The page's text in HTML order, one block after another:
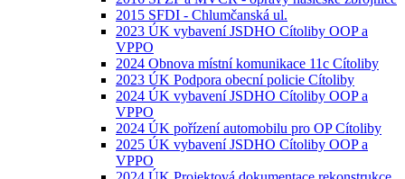
2015 SFDI - Chlumčanská ul.
2023 ÚK vybavení JSDHO Cítoliby OOP a
VPPO
2024 Obnova místní komunikace 11c Cítoliby
2023 ÚK Podpora obecní policie Cítoliby
2024 ÚK vybavení JSDHO Cítoliby OOP a
VPPO
2024 ÚK pořízení automobilu pro OP Cítoliby
2025 ÚK vybavení JSDHO Cítoliby OOP a
VPPO